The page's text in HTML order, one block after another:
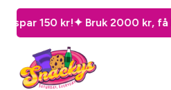
150 kr! ✦ Bruk 2000 kr, få